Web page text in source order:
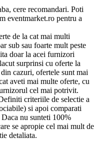
cere recomandari. Poti
eventmarket.ro pentru a
de la cat mai multi
sub sau foarte mult peste
doar la acei furnizori
surprinsi cu oferte la
cazuri, ofertele sunt mai
aveti mai multe oferte, cu
cel mai potrivit.
criteriile de selectie a
si apoi comparati
nu sunteti 100%
se apropie cel mai mult de
detaliata.